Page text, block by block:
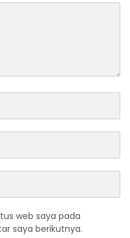
web saya pada
saya berikutnya.